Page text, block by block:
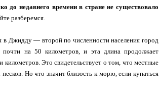
до недавнего времени в стране не существовало
разберемся.
Джидду — второй по численности населения город
на 50 километров, и эта длина продолжает
Это свидетельствует о том, что местные
Но что значит близость к морю, если купаться